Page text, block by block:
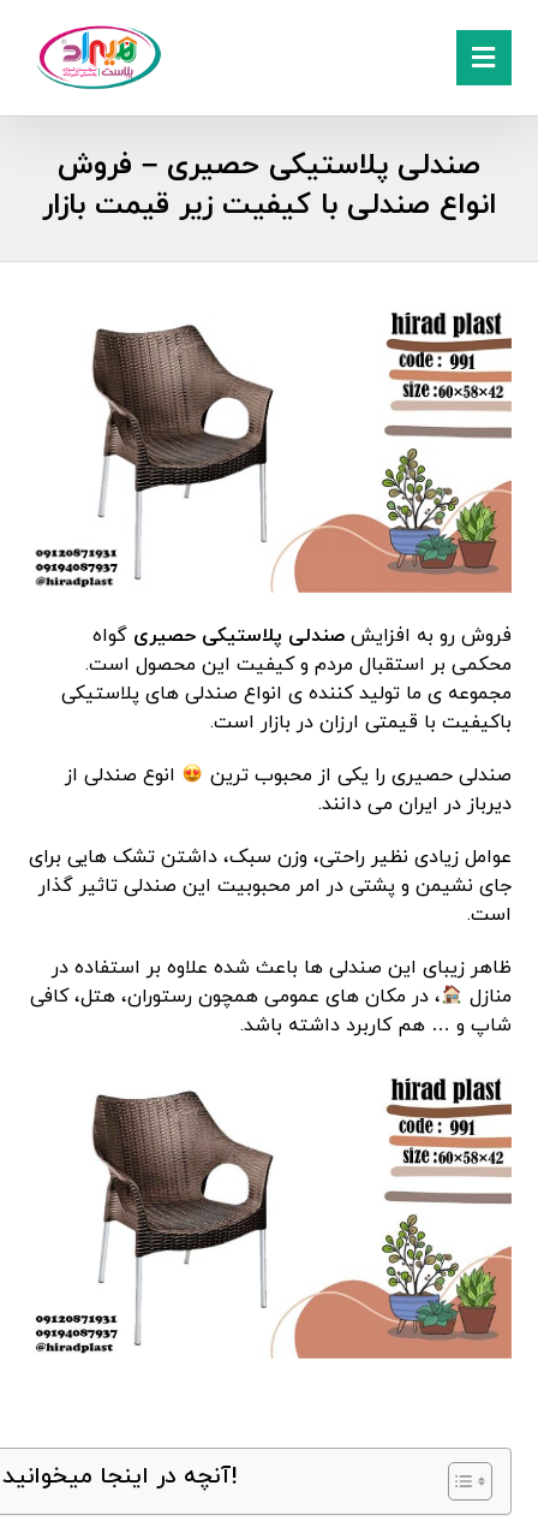
صندلی پلاستیکی حصیری – فروش
انواع صندلی با کیفیت زیر قیمت بازار
فروش رو به افزایشصندلی پلاستیکی حصیری گواه
محکمی بر استقبال مردم و کیفیت این محصول است.
مجموعه ی ما تولید کننده ی انواع صندلی های پلاستیکی
باکیفیت با قیمتی ارزان در بازار است.
صندلی حصیری را یکی از محبوب ترین
انوع صندلی از
دیرباز در ایران می دانند.
عوامل زیادی نظیر راحتی، وزن سبک، داشتن تشک هایی برای
جای نشیمن و پشتی در امر محبوبیت این صندلی تاثیر گذار
است.
ظاهر زیبای این صندلی ها باعث شده علاوه بر استفاده در
منازل
، در مکان های عمومی همچون رستوران، هتل، کافی
شاپ و … هم کاربرد داشته باشد.
آنچه در اینجا میخوانید!